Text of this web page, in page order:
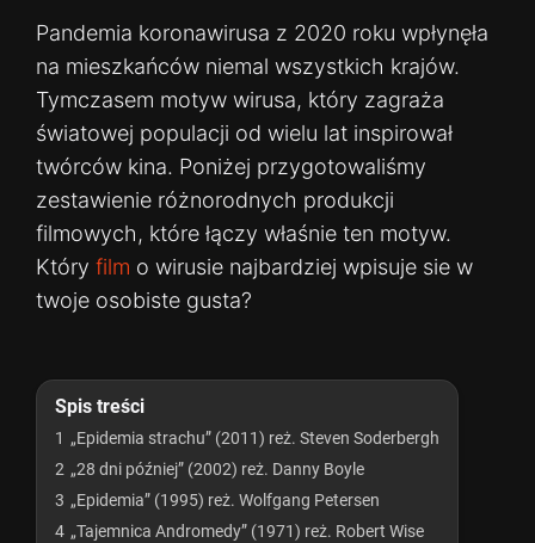
Pandemia koronawirusa z 2020 roku wpłynęła
na mieszkańców niemal wszystkich krajów.
Tymczasem motyw wirusa, który zagraża
światowej populacji od wielu lat inspirował
twórców kina. Poniżej przygotowaliśmy
zestawienie różnorodnych produkcji
filmowych, które łączy właśnie ten motyw.
Który film o wirusie najbardziej wpisuje sie w
twoje osobiste gusta?
Spis treści
1 „Epidemia strachu” (2011) reż. Steven Soderbergh
2 „28 dni później” (2002) reż. Danny Boyle
3 „Epidemia” (1995) reż. Wolfgang Petersen
4 „Tajemnica Andromedy” (1971) reż. Robert Wise